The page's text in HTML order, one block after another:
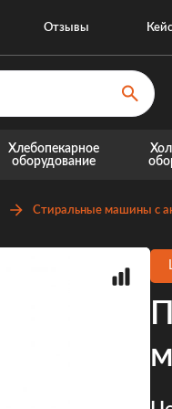
Отзывы
Хлебопекарное
оборудование
Стиральные машины с